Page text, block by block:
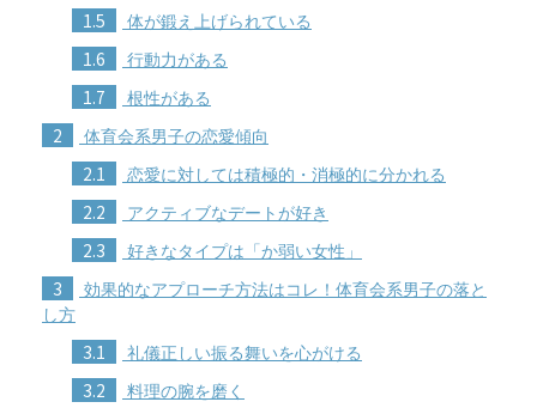
1.5 体が鍛え上げられている
1.6 行動力がある
1.7 根性がある
2 体育会系男子の恋愛傾向
2.1 恋愛に対しては積極的・消極的に分かれる
2.2 アクティブなデートが好き
2.3 好きなタイプは「か弱い女性」
3
効果的なアプローチ方法はコレ！体育会系男子の落と
し方
3.1 礼儀正しい振る舞いを心がける
3.2 料理の腕を磨く